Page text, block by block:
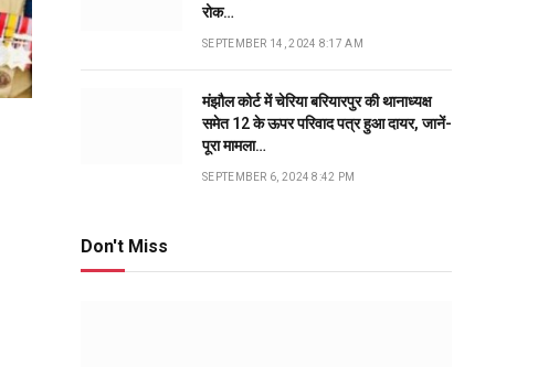
रोक…
SEPTEMBER 14, 2024 8:17 AM
मंझौल कोर्ट में चेरिया बरियारपुर की थानाध्यक्ष
समेत 12 के ऊपर परिवाद पत्र हुआ दायर, जानें-
पूरा मामला…
SEPTEMBER 6, 2024 8:42 PM
Don't Miss